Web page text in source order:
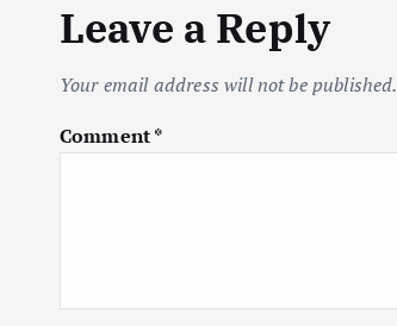
Leave a Reply
Your email address will not be published.
Comment*